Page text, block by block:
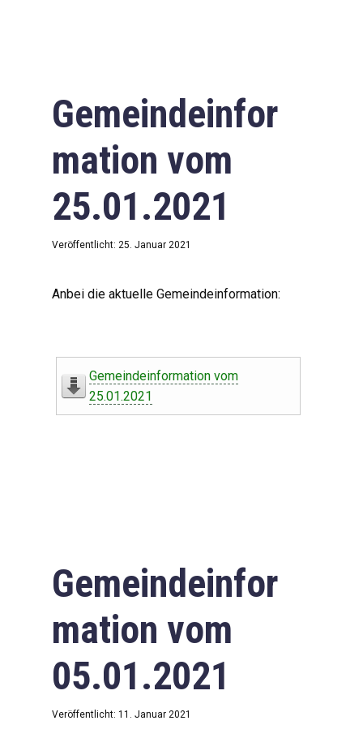
Gemeindeinfor
mation vom
25.01.2021
Veröffentlicht: 25. Januar 2021
Anbei die aktuelle Gemeindeinformation:
Gemeindeinformation vom
25.01.2021
Gemeindeinfor
mation vom
05.01.2021
Veröffentlicht: 11. Januar 2021